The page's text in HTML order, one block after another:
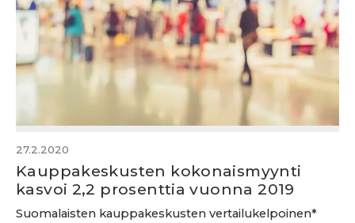
27.2.2020
Kauppakeskusten kokonaismyynti
kasvoi 2,2 prosenttia vuonna 2019
Suomalaisten kauppakeskusten vertailukelpoinen*